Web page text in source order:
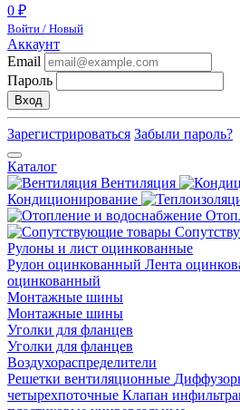
0 ₽
Войти / Новый
Аккаунт
Email
Пароль
Вход
Зарегистрироваться Забыли пароль?
Каталог
Вентиляция
Кондиционирование
Рулоны и лист оцинкованные
Рулон оцинкованный Лента
оцинкованный
Монтажные шины
Монтажные шины
Уголки для фланцев
Уголки для фланцев
Воздухораспределители
Решетки вентиляционные
четырехпоточные Клапан